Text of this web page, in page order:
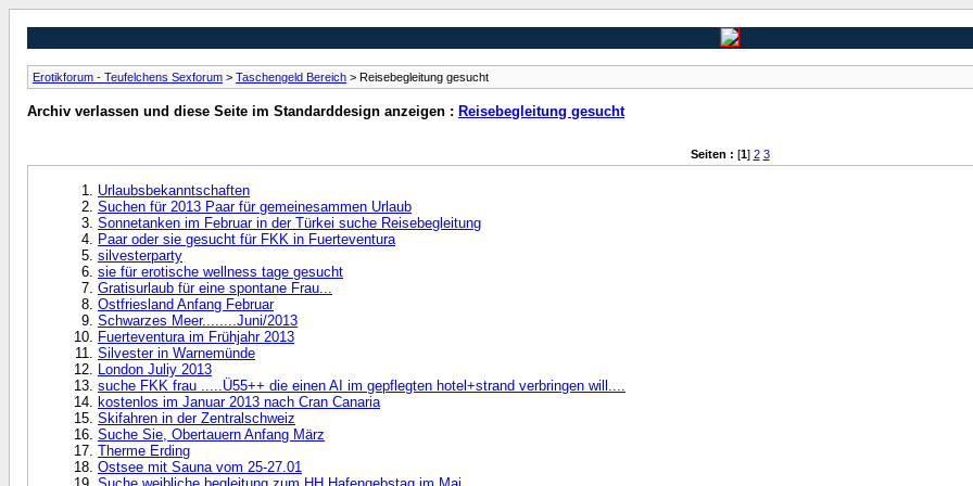
Erotikforum - Teufelchens Sexforum > Taschengeld Bereich > Reisebegleitung gesucht
Archiv verlassen und diese Seite im Standarddesign anzeigen : Reisebegleitung gesucht
Seiten : [1] 2 3
Urlaubsbekanntschaften
Suchen für 2013 Paar für gemeinesammen Urlaub
Sonnetanken im Februar in der Türkei suche Reisebegleitung
Paar oder sie gesucht für FKK in Fuerteventura
silvesterparty
sie für erotische wellness tage gesucht
Gratisurlaub für eine spontane Frau...
Ostfriesland Anfang Februar
Schwarzes Meer........Juni/2013
Fuerteventura im Frühjahr 2013
Silvester in Warnemünde
London Juliy 2013
suche FKK frau .....Ü55++ die einen AI im gepflegten hotel+strand verbringen will....
kostenlos im Januar 2013 nach Cran Canaria
Skifahren in der Zentralschweiz
Suche Sie, Obertauern Anfang März
Therme Erding
Ostsee mit Sauna vom 25-27.01